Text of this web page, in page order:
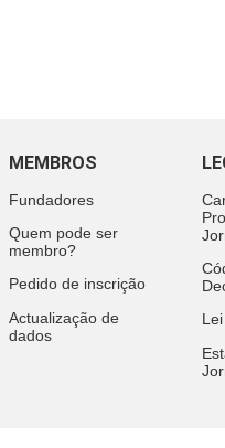
MEMBROS
Fundadores
Quem pode ser
membro?
Pedido de inscrição
Actualização de
dados